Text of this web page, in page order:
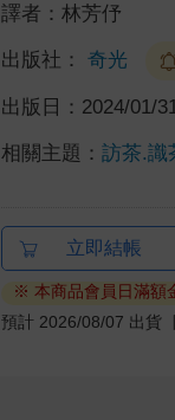
譯者：林芳伃
出版社： 奇光
出版日： 2024/01/31
相關主題：訪茶.識
立即結帳
※ 本商品會員日滿額
預計 2026/08/07 出貨